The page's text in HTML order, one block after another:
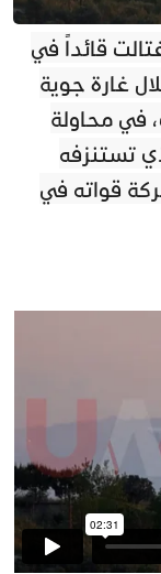
قائداً في
غارة جوية
في محاولة
تستنزفه
قواته في